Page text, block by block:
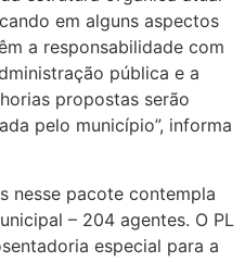
em alguns aspectos
a responsabilidade com
pública e a
propostas serão
pelo município”, informa
nesse pacote contempla
– 204 agentes. O PL
especial para a